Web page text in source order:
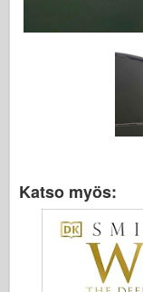
Katso myös: